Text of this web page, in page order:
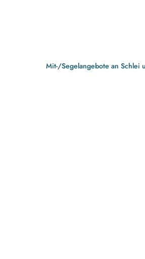
Mit-/Segelangebote an Schlei